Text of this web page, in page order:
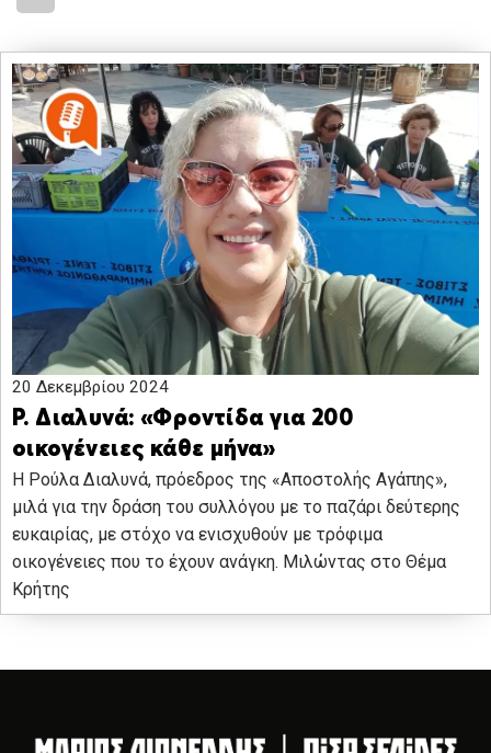
20 Δεκεμβρίου 2024
Ρ. Διαλυνά: «Φροντίδα για 200
οικογένειες κάθε μήνα»
Η Ρούλα Διαλυνά, πρόεδρος της «Αποστολής Αγάπης»,
μιλά για την δράση του συλλόγου με το παζάρι δεύτερης
ευκαιρίας, με στόχο να ενισχυθούν με τρόφιμα
οικογένειες που το έχουν ανάγκη. Μιλώντας στο Θέμα
Κρήτης